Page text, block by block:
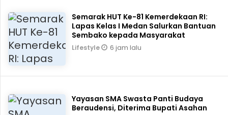
Semarak HUT Ke-81 Kemerdekaan RI:
Lapas Kelas I Medan Salurkan Bantuan
Sembako kepada Masyarakat
Lifestyle 6 jam lalu
Yayasan SMA Swasta Panti Budaya
Beraudensi, Diterima Bupati Asahan